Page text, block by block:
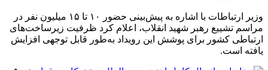
وزیر ارتباطات با اشاره به پیش‌بینی حضور ۱۰ تا ۱۵ میلیون نفر در
مراسم تشییع رهبر شهید انقلاب، اعلام کرد ظرفیت زیرساخت‌های
ارتباطی کشور برای پوشش این رویداد به‌طور قابل توجهی افزایش
یافته است.